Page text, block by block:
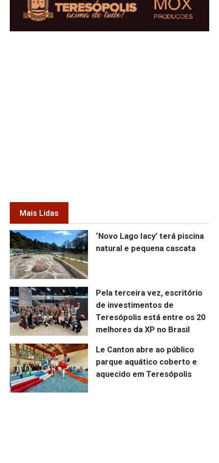
Mais Lidas
‘Novo Lago Iacy’ terá piscina
natural e pequena cascata
Pela terceira vez, escritório
de investimentos de
Teresópolis está entre os 20
melhores da XP no Brasil
Le Canton abre ao público
parque aquático coberto e
aquecido em Teresópolis